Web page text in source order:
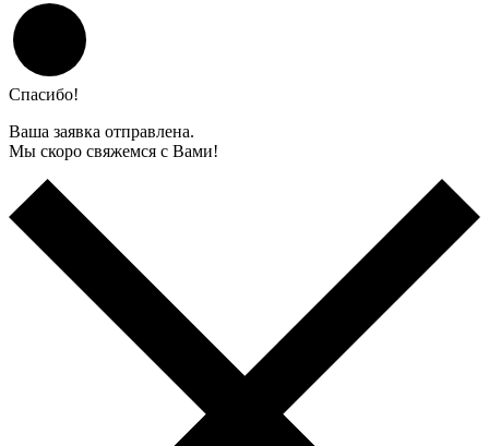
Спасибо!
Ваша заявка отправлена.
Мы скоро свяжемся с Вами!